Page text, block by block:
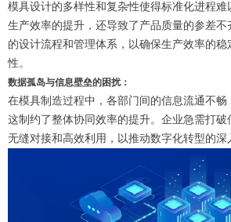
模具设计的多样性和复杂性使得标准化进程难
生产效率的提升，还导致了产品质量的参差
的设计流程和管理体系，以确保生产效率的
性。
数据孤岛与信息壁垒的困扰：
在模具制 造过程中，各部门间的信息流通不畅
这制约了整体协同效率的提升。企业急需打破
无缝对接和高效利用，以推动数字化转型的深